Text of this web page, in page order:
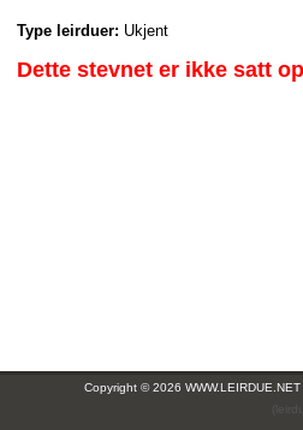
Type leirduer: Ukjent
Dette stevnet er ikke satt
Copyright © 2026